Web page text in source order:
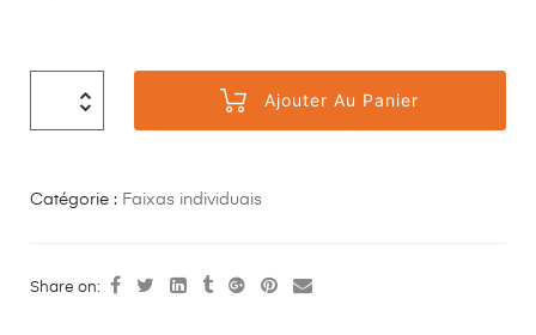
Ajouter Au Panier
Catégorie : Faixas individuais
Share on: